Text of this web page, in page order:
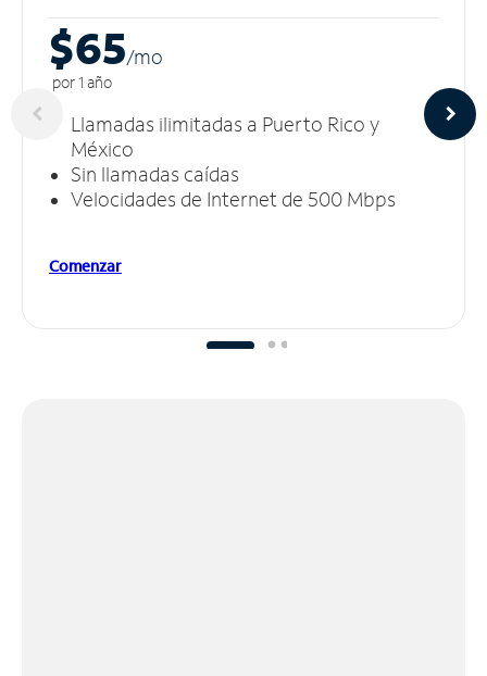
$65/mo
por 1 año
Llamadas ilimitadas a Puerto Rico y
México
Sin llamadas caídas
Velocidades de Internet de 500 Mbps
Comenzar